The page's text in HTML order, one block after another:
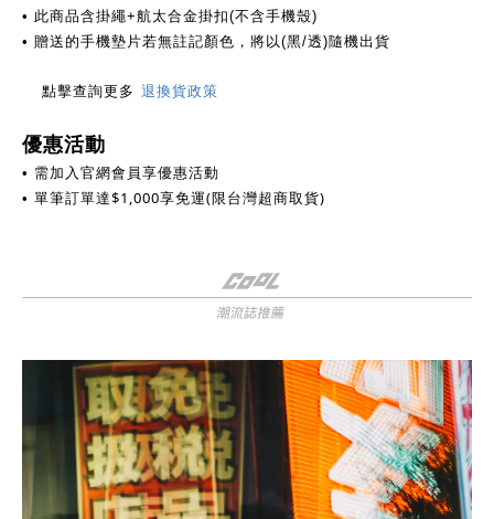
• 此商品含掛繩+航太合金掛扣(不含手機殼)
• 贈送的手機墊片若無註記顏色，將以(黑/透)隨機出貨
點擊查詢更多 退換貨政策
優惠活動
• 需加入官網會員享優惠活動
• 單筆訂單達$1,000享免運(限台灣超商取貨)